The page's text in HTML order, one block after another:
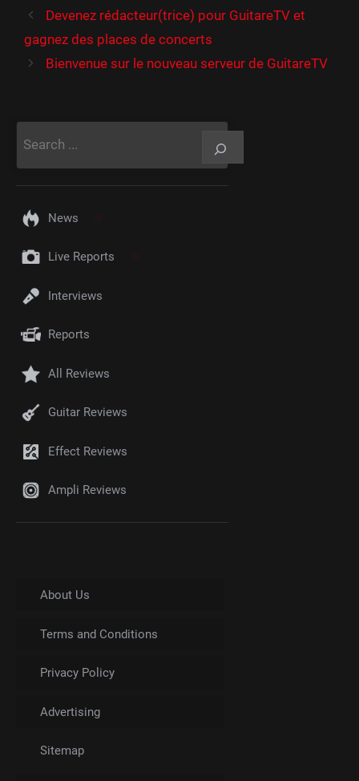
Devenez rédacteur(trice) pour GuitareTV et
gagnez des places de concerts
Bienvenue sur le nouveau serveur de GuitareTV
News
Live Reports
Interviews
Reports
All Reviews
Guitar Reviews
Effect Reviews
Ampli Reviews
About Us
Terms and Conditions
Privacy Policy
Advertising
Sitemap